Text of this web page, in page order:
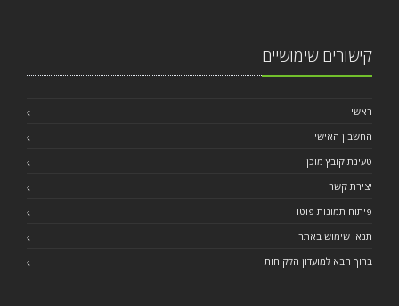
קישורים שימושיים
ראשי
החשבון האישי
טעינת קובץ מוכן
יצירת קשר
פיתוח תמונות פוטו
תנאי שימוש באתר
ברוך הבא למועדון הלקוחות